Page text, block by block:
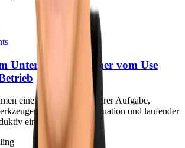
Unternehmen: Sicher vom Use
einen AI Agent mit klarer Aufgabe,
Freigaben, Evaluation und laufender
einführen.